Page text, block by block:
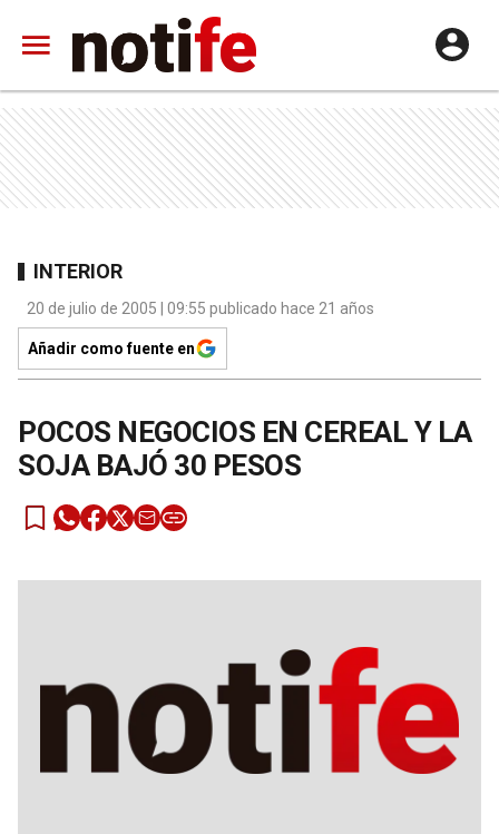
INTERIOR
20 de julio de 2005 | 09:55 publicado hace 21 años
Añadir como fuente en
POCOS NEGOCIOS EN CEREAL Y LA
SOJA BAJÓ 30 PESOS